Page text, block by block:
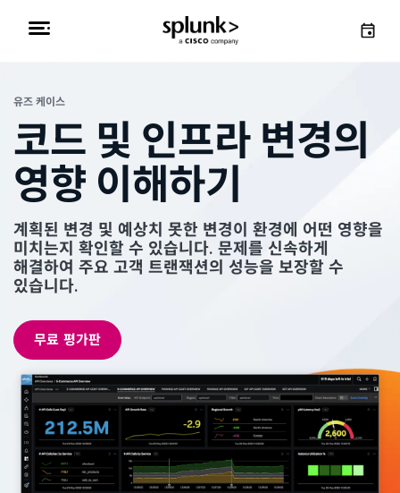
유즈 케이스
코드 및 인프라 변경의
영향 이해하기
계획된 변경 및 예상치 못한 변경이 환경에 어떤 영향을
미치는지 확인할 수 있습니다. 문제를 신속하게
해결하여 주요 고객 트랜잭션의 성능을 보장할 수
있습니다.
무료 평가판